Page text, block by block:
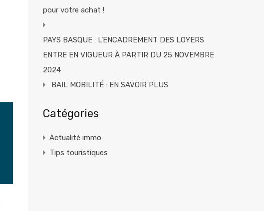
pour votre achat !
PAYS BASQUE : L’ENCADREMENT DES LOYERS
ENTRE EN VIGUEUR À PARTIR DU 25 NOVEMBRE
2024
BAIL MOBILITÉ : EN SAVOIR PLUS
Catégories
Actualité immo
Tips touristiques